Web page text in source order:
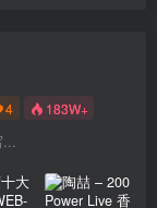
4 183W+
...